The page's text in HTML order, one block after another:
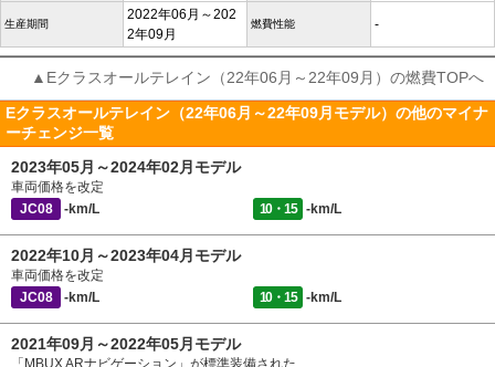
生産期間
2022年06月～202
2年09月
燃費性能 -
▲Eクラスオールテレイン（22年06月～22年09月）の燃費TOPへ
Eクラスオールテレイン（22年06月～22年09月モデル）の他のマイナ
ーチェンジ一覧
2023年05月～2024年02月モデル
車両価格を改定
JC08
-km/L 10・15 -km/L
2022年10月～2023年04月モデル
車両価格を改定
JC08
-km/L 10・15 -km/L
2021年09月～2022年05月モデル